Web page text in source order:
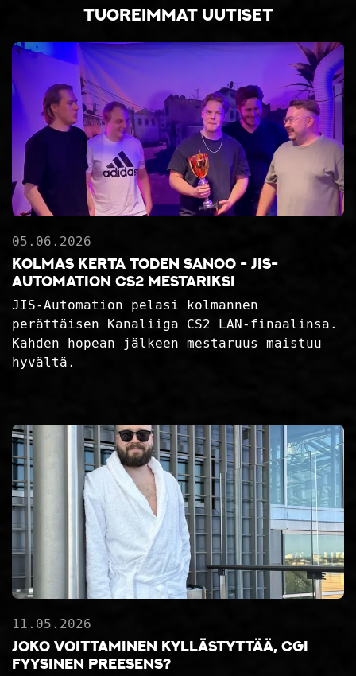
Tuoreimmat uutiset
05.06.2026
Kolmas kerta toden sanoo - JIS-
Automation CS2 mestariksi
JIS-Automation pelasi kolmannen
perättäisen Kanaliiga CS2 LAN-finaalinsa.
Kahden hopean jälkeen mestaruus maistuu
hyvältä.
11.05.2026
Joko voittaminen kyllästyttää, CGI
Fyysinen Preesens?